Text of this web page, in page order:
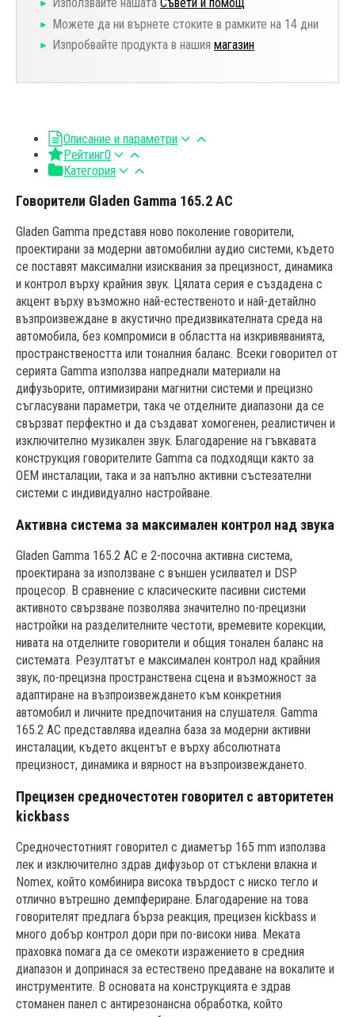
Използвайте нашата Съвети и помощ
Можете да ни върнете стоките в рамките на 14 дни
Изпробвайте продукта в нашия магазин
Описание и параметри
Рейтинг0
Категория
Говорители Gladen Gamma 165.2 AC
Gladen Gamma представя ново поколение говорители,
проектирани за модерни автомобилни аудио системи, където
се поставят максимални изисквания за прецизност, динамика
и контрол върху крайния звук. Цялата серия е създадена с
акцент върху възможно най-естественото и най-детайлно
възпроизвеждане в акустично предизвикателната среда на
автомобила, без компромиси в областта на изкривяванията,
пространствеността или тоналния баланс. Всеки говорител от
серията Gamma използва напреднали материали на
дифузьорите, оптимизирани магнитни системи и прецизно
съгласувани параметри, така че отделните диапазони да се
свързват перфектно и да създават хомогенен, реалистичен и
изключително музикален звук. Благодарение на гъвкавата
конструкция говорителите Gamma са подходящи както за
OEM инсталации, така и за напълно активни състезателни
системи с индивидуално настройване.
Активна система за максимален контрол над звука
Gladen Gamma 165.2 AC е 2-посочна активна система,
проектирана за използване с външен усилвател и DSP
процесор. В сравнение с класическите пасивни системи
активното свързване позволява значително по-прецизни
настройки на разделителните честоти, времевите корекции,
нивата на отделните говорители и общия тонален баланс на
системата. Резултатът е максимален контрол над крайния
звук, по-прецизна пространствена сцена и възможност за
адаптиране на възпроизвеждането към конкретния
автомобил и личните предпочитания на слушателя. Gamma
165.2 AC представлява идеална база за модерни активни
инсталации, където акцентът е върху абсолютната
прецизност, динамика и вярност на възпроизвеждането.
Прецизен средночестотен говорител с авторитетен
kickbass
Средночестотният говорител с диаметър 165 mm използва
лек и изключително здрав дифузьор от стъклени влакна и
Nomex, който комбинира висока твърдост с ниско тегло и
отлично вътрешно демпфериране. Благодарение на това
говорителят предлага бърза реакция, прецизен kickbass и
много добър контрол дори при по-високи нива. Меката
праховка помага да се омекоти изражението в средния
диапазон и допринася за естествено предаване на вокалите и
инструментите. В основата на конструкцията е здрав
стоманен панел с антирезонансна обработка, който